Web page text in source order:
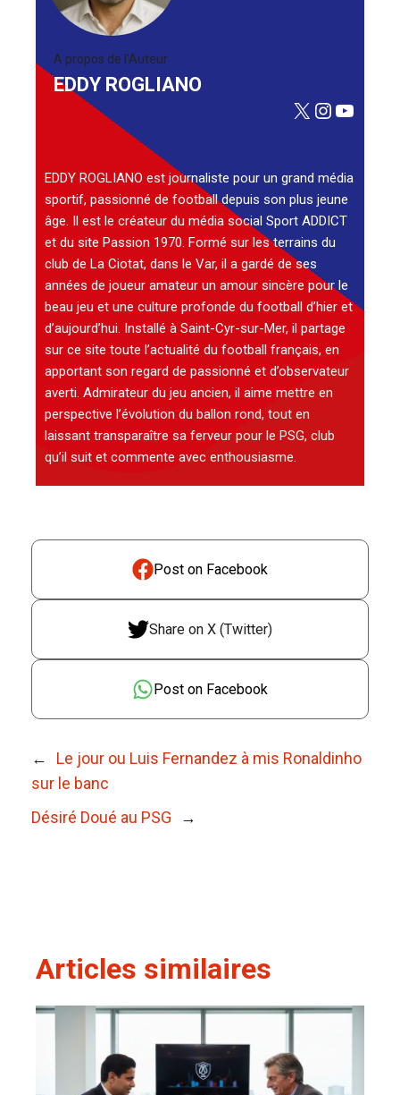
A propos de l'Auteur
EDDY ROGLIANO
X
EDDY ROGLIANO est journaliste pour un grand média
sportif, passionné de football depuis son plus jeune
âge. Il est le créateur du média social Sport ADDICT
et du site Passion 1970. Formé sur les terrains du
club de La Ciotat, dans le Var, il a gardé de ses
années de joueur amateur un amour sincère pour le
beau jeu et une culture profonde du football d’hier et
d’aujourd’hui. Installé à Saint-Cyr-sur-Mer, il partage
sur ce site toute l’actualité du football français, en
apportant son regard de passionné et d’observateur
averti. Admirateur du jeu ancien, il aime mettre en
perspective l’évolution du ballon rond, tout en
laissant transparaître sa ferveur pour le PSG, club
qu’il suit et commente avec enthousiasme.
Post on Facebook
Share on X (Twitter)
Post on Facebook
←
Le jour ou Luis Fernandez à mis Ronaldinho
sur le banc
Désiré Doué au PSG
→
Articles similaires